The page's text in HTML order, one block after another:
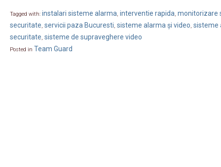
Tagged with: instalari sisteme alarma, interventie rapida, monitorizare
securitate, servicii paza Bucuresti, sisteme alarma și video, sisteme
securitate, sisteme de supraveghere video
Posted in Team Guard